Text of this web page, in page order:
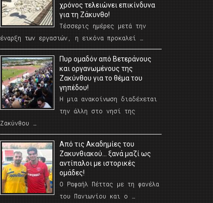
χρόνος τελειώνει επικίνδυνα
για τη Ζάκυνθο!
Τέσσερις ημέρες μετά την
έναρξη των εργασιών, η εικόνα προκαλεί …
Πυρ ομαδόν από Βετεράνους
και οργανωμένους της
Ζακύνθου για το θέμα του
γηπέδου!
Η μια ανακοίνωση διαδέχεται
την άλλη στο νησί της
Ζακύνθου …
Από τις Ακαδημίες του
Ζακυνθιακού… ξανά μαζί ως
αντίπαλοι με ιστορικές
ομάδες!
Ο Ραφαήλ Πέττας με τη φανέλα
του Πανιωνίου και ο …